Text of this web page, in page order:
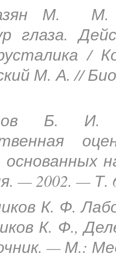
М. М.
глаза.
/
М. А. //
Б. И.
— 2002. — Т.
К. Ф.
К. Ф.,
— М.: